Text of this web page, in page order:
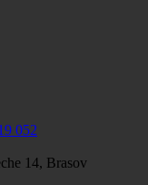
052
14, Brasov